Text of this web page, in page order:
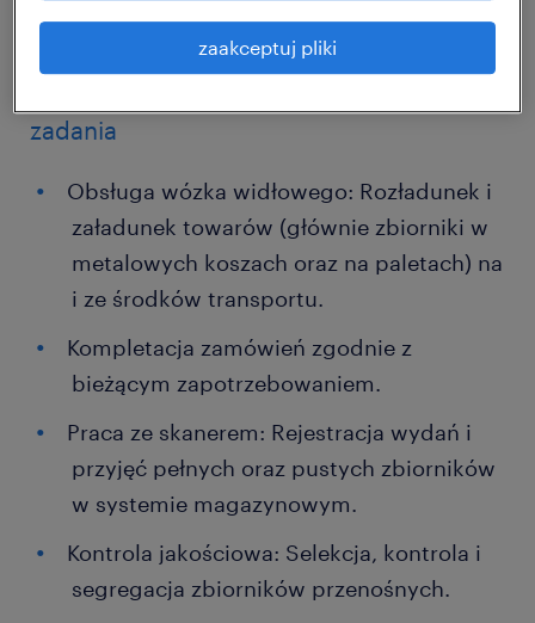
Ta oferta jest dla Ciebie !
zadania
Obsługa wózka widłowego: Rozładunek i
załadunek towarów (głównie zbiorniki w
metalowych koszach oraz na paletach) na
i ze środków transportu.
Kompletacja zamówień zgodnie z
bieżącym zapotrzebowaniem.
Praca ze skanerem: Rejestracja wydań i
przyjęć pełnych oraz pustych zbiorników
w systemie magazynowym.
Kontrola jakościowa: Selekcja, kontrola i
segregacja zbiorników przenośnych.
zaakceptuj pliki